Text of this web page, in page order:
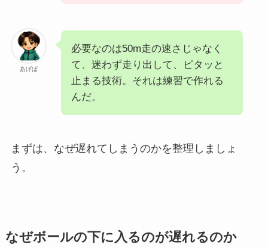
あげば
必要なのは50m走の速さじゃなく
て、迷わず走り出して、ピタッと
止まる技術。それは練習で作れる
んだ。
まずは、なぜ遅れてしまうのかを整理しましょ
う。
なぜボールの下に入るのが遅れるのか